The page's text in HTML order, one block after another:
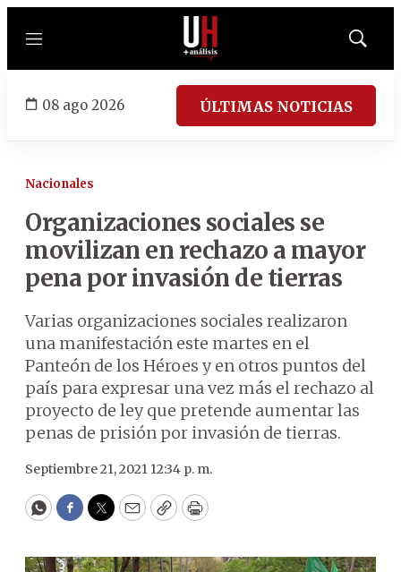
Menú
Mostrar
08 ago 2026 ÚLTIMAS NOTICIAS
Nacionales
Organizaciones sociales se
movilizan en rechazo a mayor
pena por invasión de tierras
Varias organizaciones sociales realizaron
una manifestación este martes en el
Panteón de los Héroes y en otros puntos del
país para expresar una vez más el rechazo al
proyecto de ley que pretende aumentar las
penas de prisión por invasión de tierras.
Septiembre 21, 2021 12:34 p. m.
WhatsApp
Facebook
Twitter
EmailCopyPrint